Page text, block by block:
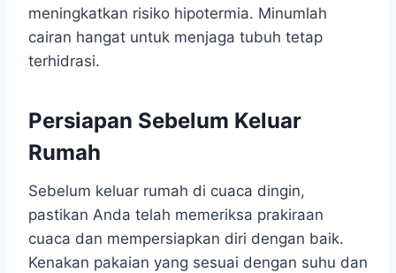
meningkatkan risiko hipotermia. Minumlah
cairan hangat untuk menjaga tubuh tetap
terhidrasi.
Persiapan Sebelum Keluar
Rumah
Sebelum keluar rumah di cuaca dingin,
pastikan Anda telah memeriksa prakiraan
cuaca dan mempersiapkan diri dengan baik.
Kenakan pakaian yang sesuai dengan suhu dan